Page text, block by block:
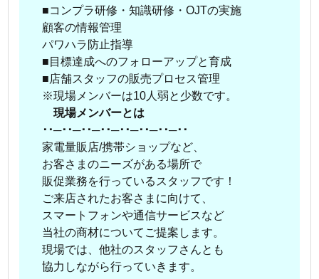
■コンプラ研修・知識研修・OJTの実施
顧客の情報管理
パワハラ防止指導
■目標達成へのフォローアップと育成
■店舗スタッフの販売プロセス管理
※現場メンバーは10人弱と少数です。
現場メンバーとは
･･─･･─･･─･･─･･─･･─･･─･･
家電量販店/携帯ショップなど、
お客さまのニーズがある場所で
販促業務を行っているスタッフです！
ご来店されたお客さまに向けて、
スマートフォンや通信サービスなど
当社の商材についてご提案します。
現場では、他社のスタッフさんとも
協力しながら行っていきます。